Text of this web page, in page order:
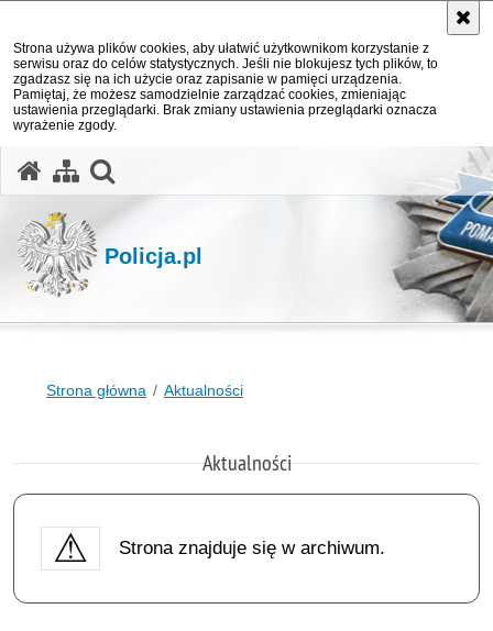
Strona używa plików cookies, aby ułatwić użytkownikom korzystanie z
serwisu oraz do celów statystycznych. Jeśli nie blokujesz tych plików, to
zgadzasz się na ich użycie oraz zapisanie w pamięci urządzenia.
Pamiętaj, że możesz samodzielnie zarządzać cookies, zmieniając
ustawienia przeglądarki. Brak zmiany ustawienia przeglądarki oznacza
wyrażenie zgody.
Policja.pl
Strona główna Aktualności
Aktualności
Strona znajduje się w archiwum.